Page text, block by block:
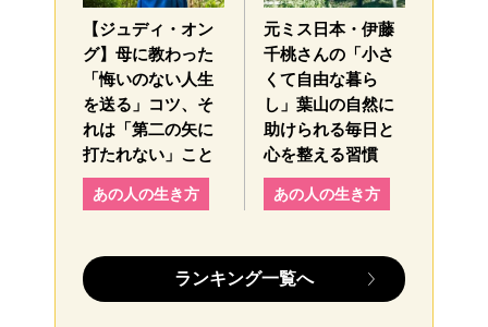
【ジュディ・オン
グ】母に教わった
「悔いのない人生
を送る」コツ、そ
れは「第二の矢に
打たれない」こと
あの人の生き方
元ミス日本・伊藤
千桃さんの「小さ
くて自由な暮ら
し」葉山の自然に
助けられる毎日と
心を整える習慣
あの人の生き方
ランキング一覧へ